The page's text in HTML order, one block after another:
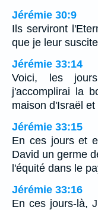
Jérémie 30:9
Ils serviront
que je leur
Jérémie 33:14
Voici, les
j'accomplirai la
maison d'Israël
Jérémie 33:15
En ces jours et
David un germe
l'équité dans le
Jérémie 33:16
En ces jours-là,